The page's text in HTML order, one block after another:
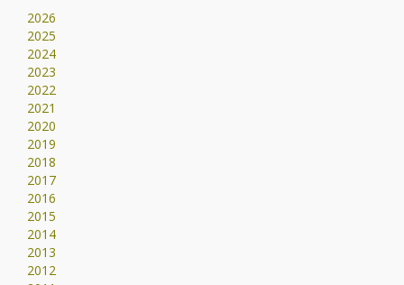
2026
2025
2024
2023
2022
2021
2020
2019
2018
2017
2016
2015
2014
2013
2012